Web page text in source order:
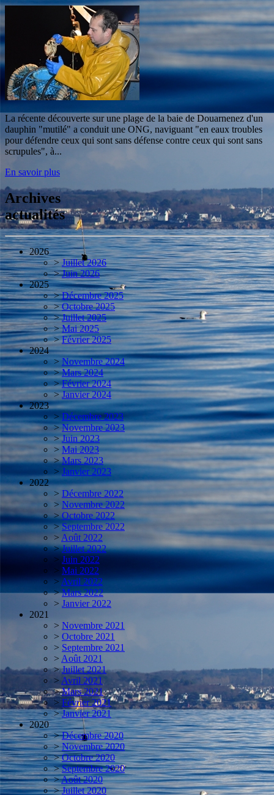
La récente découverte sur une plage de la baie de Douarnenez d'un
dauphin "mutilé" a conduit une ONG, naviguant "en eaux troubles
pour défendre ceux qui sont sans défense contre ceux qui sont sans
scrupules", à...
En savoir plus
Archives
actualités
2026
> Juillet 2026
> Juin 2026
2025
> Décembre 2025
> Octobre 2025
> Juillet 2025
> Mai 2025
> Février 2025
2024
> Novembre 2024
> Mars 2024
> Février 2024
> Janvier 2024
2023
> Décembre 2023
> Novembre 2023
> Juin 2023
> Mai 2023
> Mars 2023
> Janvier 2023
2022
> Décembre 2022
> Novembre 2022
> Octobre 2022
> Septembre 2022
> Août 2022
> Juillet 2022
> Juin 2022
> Mai 2022
> Avril 2022
> Mars 2022
> Janvier 2022
2021
> Novembre 2021
> Octobre 2021
> Septembre 2021
> Août 2021
> Juillet 2021
> Avril 2021
> Mars 2021
> Février 2021
> Janvier 2021
2020
> Décembre 2020
> Novembre 2020
> Octobre 2020
> Septembre 2020
>Août 2020
> Juillet 2020